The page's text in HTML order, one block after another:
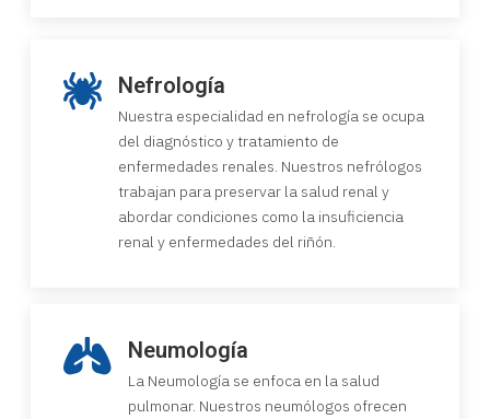
Nefrología
Nuestra especialidad en nefrología se ocupa
del diagnóstico y tratamiento de
enfermedades renales. Nuestros nefrólogos
trabajan para preservar la salud renal y
abordar condiciones como la insuficiencia
renal y enfermedades del riñón.
Neumología
La Neumología se enfoca en la salud
pulmonar. Nuestros neumólogos ofrecen